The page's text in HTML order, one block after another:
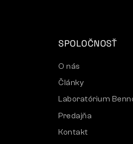
SPOLOČNOSŤ
O nás
Články
Laboratórium
Predajňa
Kontakt